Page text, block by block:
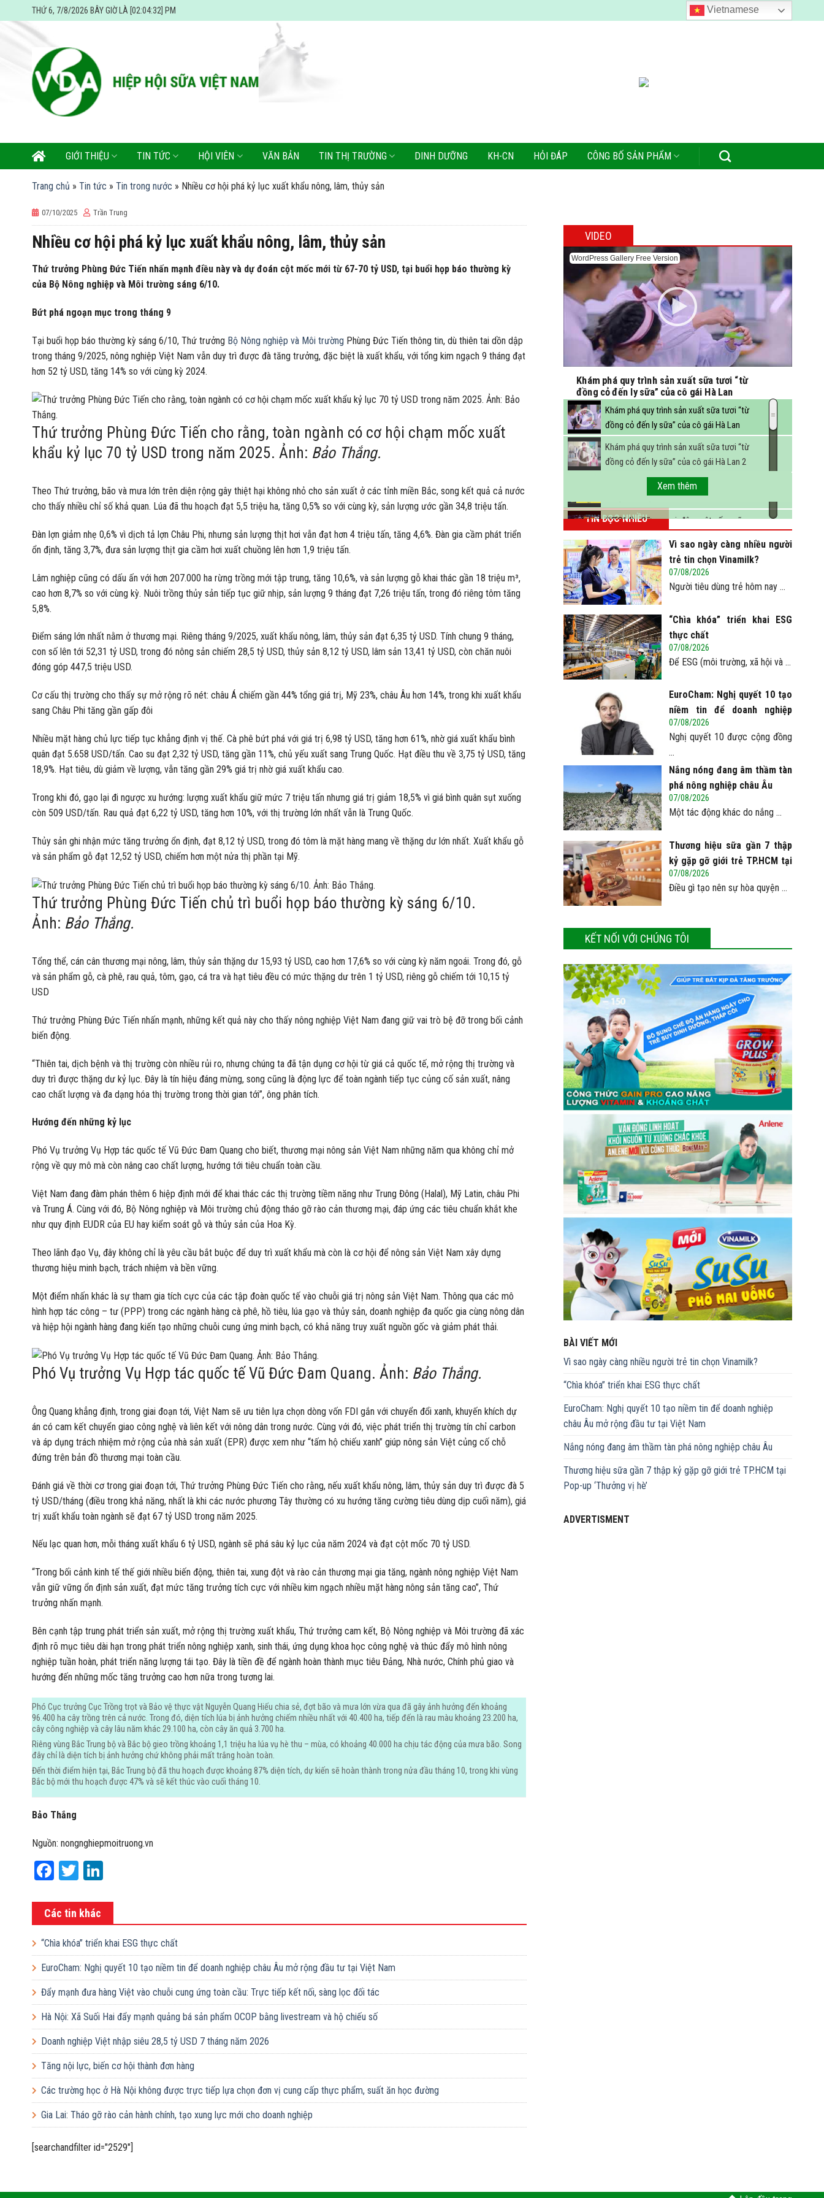
to
THỨ 6, 7/8/2026 BÂY GIỜ LÀ [02:04:33] PM Vietnamese
GIỚI THIỆU TIN TỨC HỘI VIÊN VĂN BẢN TIN THỊ TRƯỜNG DINH DƯỠNG KH-CN HỎI ĐÁP CÔNG BỐ SẢN PHẨM
Trang chủ » Tin tức » Tin trong nước » Nhiều cơ hội phá kỷ lục xuất khẩu nông, lâm, thủy sản
07/10/2025 Trần Trung
Nhiều cơ hội phá kỷ lục xuất khẩu nông, lâm, thủy sản
Thứ trưởng Phùng Đức Tiến nhấn mạnh điều này và dự đoán cột mốc mới từ 67-70 tỷ USD, tại buổi họp báo thường kỳ
của Bộ Nông nghiệp và Môi trường sáng 6/10.
Bứt phá ngoạn mục trong tháng 9
Tại buổi họp báo thường kỳ sáng 6/10, Thứ trưởng Bộ Nông nghiệp và Môi trường Phùng Đức Tiến thông tin, dù thiên tai dồn dập
trong tháng 9/2025, nông nghiệp Việt Nam vẫn duy trì được đà tăng trưởng, đặc biệt là xuất khẩu, với tổng kim ngạch 9 tháng đạt
hơn 52 tỷ USD, tăng 14% so với cùng kỳ 2024.
Thứ trưởng Phùng Đức Tiến cho rằng, toàn ngành có cơ hội chạm mốc xuất
khẩu kỷ lục 70 tỷ USD trong năm 2025. Ảnh: Bảo Thắng.
Theo Thứ trưởng, bão và mưa lớn trên diện rộng gây thiệt hại không nhỏ cho sản xuất ở các tỉnh miền Bắc, song kết quả cả nước
cho thấy nhiều chỉ số khả quan. Lúa đã thu hoạch đạt 5,5 triệu ha, tăng 0,5% so với cùng kỳ, sản lượng ước gần 34,8 triệu tấn.
Đàn lợn giảm nhẹ 0,6% vì dịch tả lợn Châu Phi, nhưng sản lượng thịt hơi vẫn đạt hơn 4 triệu tấn, tăng 4,6%. Đàn gia cầm phát triển
ổn định, tăng 3,7%, đưa sản lượng thịt gia cầm hơi xuất chuồng lên hơn 1,9 triệu tấn.
Lâm nghiệp cũng có dấu ấn với hơn 207.000 ha rừng trồng mới tập trung, tăng 10,6%, và sản lượng gỗ khai thác gần 18 triệu m³,
cao hơn 8,7% so với cùng kỳ. Nuôi trồng thủy sản tiếp tục giữ nhịp, sản lượng 9 tháng đạt 7,26 triệu tấn, trong đó riêng tôm tăng
5,8%.
Điểm sáng lớn nhất nằm ở thương mại. Riêng tháng 9/2025, xuất khẩu nông, lâm, thủy sản đạt 6,35 tỷ USD. Tính chung 9 tháng,
con số lên tới 52,31 tỷ USD, trong đó nông sản chiếm 28,5 tỷ USD, thủy sản 8,12 tỷ USD, lâm sản 13,41 tỷ USD, còn chăn nuôi
đóng góp 447,5 triệu USD.
Cơ cấu thị trường cho thấy sự mở rộng rõ nét: châu Á chiếm gần 44% tổng giá trị, Mỹ 23%, châu Âu hơn 14%, trong khi xuất khẩu
sang Châu Phi tăng gần gấp đôi
Nhiều mặt hàng chủ lực tiếp tục khẳng định vị thế. Cà phê bứt phá với giá trị 6,98 tỷ USD, tăng hơn 61%, nhờ giá xuất khẩu bình
quân đạt 5.658 USD/tấn. Cao su đạt 2,32 tỷ USD, tăng gần 11%, chủ yếu xuất sang Trung Quốc. Hạt điều thu về 3,75 tỷ USD, tăng
18,9%. Hạt tiêu, dù giảm về lượng, vẫn tăng gần 29% giá trị nhờ giá xuất khẩu cao.
Trong khi đó, gạo lại đi ngược xu hướng: lượng xuất khẩu giữ mức 7 triệu tấn nhưng giá trị giảm 18,5% vì giá bình quân sụt xuống
còn 509 USD/tấn. Rau quả đạt 6,22 tỷ USD, tăng hơn 10%, với thị trường lớn nhất vẫn là Trung Quốc.
Thủy sản ghi nhận mức tăng trưởng ổn định, đạt 8,12 tỷ USD, trong đó tôm là mặt hàng mang về thặng dư lớn nhất. Xuất khẩu gỗ
và sản phẩm gỗ đạt 12,52 tỷ USD, chiếm hơn một nửa thị phần tại Mỹ.
Thứ trưởng Phùng Đức Tiến chủ trì buổi họp báo thường kỳ sáng 6/10.
Ảnh: Bảo Thắng.
Tổng thể, cán cân thương mại nông, lâm, thủy sản thặng dư 15,93 tỷ USD, cao hơn 17,6% so với cùng kỳ năm ngoái. Trong đó, gỗ
và sản phẩm gỗ, cà phê, rau quả, tôm, gạo, cá tra và hạt tiêu đều có mức thặng dư trên 1 tỷ USD, riêng gỗ chiếm tới 10,15 tỷ
USD
Thứ trưởng Phùng Đức Tiến nhấn mạnh, những kết quả này cho thấy nông nghiệp Việt Nam đang giữ vai trò bệ đỡ trong bối cảnh
biến động.
“Thiên tai, dịch bệnh và thị trường còn nhiều rủi ro, nhưng chúng ta đã tận dụng cơ hội từ giá cả quốc tế, mở rộng thị trường và
duy trì được thặng dư kỷ lục. Đây là tín hiệu đáng mừng, song cũng là động lực để toàn ngành tiếp tục củng cố sản xuất, nâng
cao chất lượng và đa dạng hóa thị trường trong thời gian tới”, ông phân tích.
Hướng đến những kỷ lục
Phó Vụ trưởng Vụ Hợp tác quốc tế Vũ Đức Đam Quang cho biết, thương mại nông sản Việt Nam những năm qua không chỉ mở
rộng về quy mô mà còn nâng cao chất lượng, hướng tới tiêu chuẩn toàn cầu.
Việt Nam đang đàm phán thêm 6 hiệp định mới để khai thác các thị trường tiềm năng như Trung Đông (Halal), Mỹ Latin, châu Phi
và Trung Á. Cùng với đó, Bộ Nông nghiệp và Môi trường chủ động tháo gỡ rào cản thương mại, đáp ứng các tiêu chuẩn khắt khe
như quy định EUDR của EU hay kiểm soát gỗ và thủy sản của Hoa Kỳ.
Theo lãnh đạo Vụ, đây không chỉ là yêu cầu bắt buộc để duy trì xuất khẩu mà còn là cơ hội để nông sản Việt Nam xây dựng
thương hiệu minh bạch, trách nhiệm và bền vững.
Một điểm nhấn khác là sự tham gia tích cực của các tập đoàn quốc tế vào chuỗi giá trị nông sản Việt Nam. Thông qua các mô
hình hợp tác công – tư (PPP) trong các ngành hàng cà phê, hồ tiêu, lúa gạo và thủy sản, doanh nghiệp đa quốc gia cùng nông dân
và hiệp hội ngành hàng đang kiến tạo những chuỗi cung ứng minh bạch, có khả năng truy xuất nguồn gốc và giảm phát thải.
Phó Vụ trưởng Vụ Hợp tác quốc tế Vũ Đức Đam Quang. Ảnh: Bảo Thắng.
Ông Quang khẳng định, trong giai đoạn tới, Việt Nam sẽ ưu tiên lựa chọn dòng vốn FDI gắn với chuyển đổi xanh, khuyến khích dự
án có cam kết chuyển giao công nghệ và liên kết với nông dân trong nước. Cùng với đó, việc phát triển thị trường tín chỉ carbon
và áp dụng trách nhiệm mở rộng của nhà sản xuất (EPR) được xem như “tấm hộ chiếu xanh” giúp nông sản Việt củng cố chỗ
đứng trên bản đồ thương mại toàn cầu.
Đánh giá về thời cơ trong giai đoạn tới, Thứ trưởng Phùng Đức Tiến cho rằng, nếu xuất khẩu nông, lâm, thủy sản duy trì được đà 5
tỷ USD/tháng (điều trong khả năng, nhất là khi các nước phương Tây thường có xu hướng tăng cường tiêu dùng dịp cuối năm), giá
trị xuất khẩu toàn ngành sẽ đạt 67 tỷ USD trong năm 2025.
Nếu lạc quan hơn, mỗi tháng xuất khẩu 6 tỷ USD, ngành sẽ phá sâu kỷ lục của năm 2024 và đạt cột mốc 70 tỷ USD.
“Trong bối cảnh kinh tế thế giới nhiều biến động, thiên tai, xung đột và rào cản thương mại gia tăng, ngành nông nghiệp Việt Nam
vẫn giữ vững ổn định sản xuất, đạt mức tăng trưởng tích cực với nhiều kim ngạch nhiều mặt hàng nông sản tăng cao”, Thứ
trưởng nhấn mạnh.
Bên cạnh tập trung phát triển sản xuất, mở rộng thị trường xuất khẩu, Thứ trưởng cam kết, Bộ Nông nghiệp và Môi trường đã xác
định rõ mục tiêu dài hạn trong phát triển nông nghiệp xanh, sinh thái, ứng dụng khoa học công nghệ và thúc đẩy mô hình nông
nghiệp tuần hoàn, phát triển năng lượng tái tạo. Đây là tiền đề để ngành hoàn thành mục tiêu Đảng, Nhà nước, Chính phủ giao và
hướng đến những mốc tăng trưởng cao hơn nữa trong tương lai.
Phó Cục trưởng Cục Trồng trọt và Bảo vệ thực vật Nguyễn Quang Hiếu chia sẻ, đợt bão và mưa lớn vừa qua đã gây ảnh hưởng đến khoảng
96.400 ha cây trồng trên cả nước. Trong đó, diện tích lúa bị ảnh hưởng chiếm nhiều nhất với 40.400 ha, tiếp đến là rau màu khoảng 23.200 ha,
cây công nghiệp và cây lâu năm khác 29.100 ha, còn cây ăn quả 3.700 ha.
Riêng vùng Bắc Trung bộ và Bắc bộ gieo trồng khoảng 1,1 triệu ha lúa vụ hè thu – mùa, có khoảng 40.000 ha chịu tác động của mưa bão. Song
đây chỉ là diện tích bị ảnh hưởng chứ không phải mất trắng hoàn toàn.
Đến thời điểm hiện tại, Bắc Trung bộ đã thu hoạch được khoảng 87% diện tích, dự kiến sẽ hoàn thành trong nửa đầu tháng 10, trong khi vùng
Bắc bộ mới thu hoạch được 47% và sẽ kết thúc vào cuối tháng 10.
Bảo Thắng
Nguồn: nongnghiepmoitruong.vn
Facebook
Twitter
Các tin khác
“Chìa khóa” triển khai ESG thực chất
EuroCham: Nghị quyết 10 tạo niềm tin để doanh nghiệp châu Âu mở rộng đầu tư tại Việt Nam
Đẩy mạnh đưa hàng Việt vào chuỗi cung ứng toàn cầu: Trực tiếp kết nối, sàng lọc đối tác
Hà Nội: Xã Suối Hai đẩy mạnh quảng bá sản phẩm OCOP bằng livestream và hộ chiếu số
Doanh nghiệp Việt nhập siêu 28,5 tỷ USD 7 tháng năm 2026
Tăng nội lực, biến cơ hội thành đơn hàng
Các trường học ở Hà Nội không được trực tiếp lựa chọn đơn vị cung cấp thực phẩm, suất ăn học đường
Gia Lai: Tháo gỡ rào cản hành chính, tạo xung lực mới cho doanh nghiệp
[searchandfilter id="2529"]
VIDEO
WordPress Gallery Free Version
Khám phá quy trình sản xuất sữa tươi “từ
đồng cỏ đến ly sữa” của cô gái Hà Lan
Khám phá quy trình sản xuất sữa tươi “từ
đồng cỏ đến ly sữa” của cô gái Hà Lan
Khám phá quy trình sản xuất sữa tươi “từ
đồng cỏ đến ly sữa” của cô gái Hà Lan 2
FBNC - Ngành sữa hướng tới mục tiêu 3,4 tỷ
lít sữa vào năm 2025
(VTC14) - Sữa ngoại, động vật sống sẽ
Xem thêm
TIN ĐỌC NHIỀU
Vì sao ngày càng nhiều người
trẻ tin chọn Vinamilk?
07/08/2026
Người tiêu dùng trẻ hôm nay ...
“Chìa khóa” triển khai ESG
thực chất
07/08/2026
Để ESG (môi trường, xã hội và ...
EuroCham: Nghị quyết 10 tạo
niềm tin để doanh nghiệp
châu Âu mở rộng đầu tư tại
Việt Nam
07/08/2026
Nghị quyết 10 được cộng đồng
...
Nắng nóng đang âm thầm tàn
phá nông nghiệp châu Âu
07/08/2026
Một tác động khác do nắng ...
Thương hiệu sữa gần 7 thập
kỷ gặp gỡ giới trẻ TP.HCM tại
Pop-up ‘Thưởng vị hè’
07/08/2026
Điều gì tạo nên sự hòa quyện ...
KẾT NỐI VỚI CHÚNG TÔI
BÀI VIẾT MỚI
Vì sao ngày càng nhiều người trẻ tin chọn Vinamilk?
“Chìa khóa” triển khai ESG thực chất
EuroCham: Nghị quyết 10 tạo niềm tin để doanh nghiệp
châu Âu mở rộng đầu tư tại Việt Nam
Nắng nóng đang âm thầm tàn phá nông nghiệp châu Âu
Thương hiệu sữa gần 7 thập kỷ gặp gỡ giới trẻ TP.HCM tại
Pop-up ‘Thưởng vị hè’
ADVERTISMENT